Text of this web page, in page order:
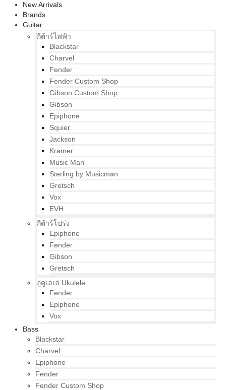
New Arrivals
Brands
Guitar
กีต้าร์ไฟฟ้า
Blackstar
Charvel
Fender
Fender Custom Shop
Gibson Custom Shop
Gibson
Epiphone
Squier
Jackson
Kramer
Music Man
Sterling by Musicman
Gretsch
Vox
EVH
กีต้าร์โปร่ง
Epiphone
Fender
Gibson
Gretsch
อูคูเลเล่ Ukulele
Fender
Epiphone
Vox
Bass
Blackstar
Charvel
Epiphone
Fender
Fender Custom Shop